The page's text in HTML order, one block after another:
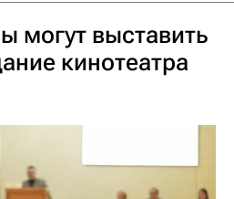
могут выставить
кинотеатра